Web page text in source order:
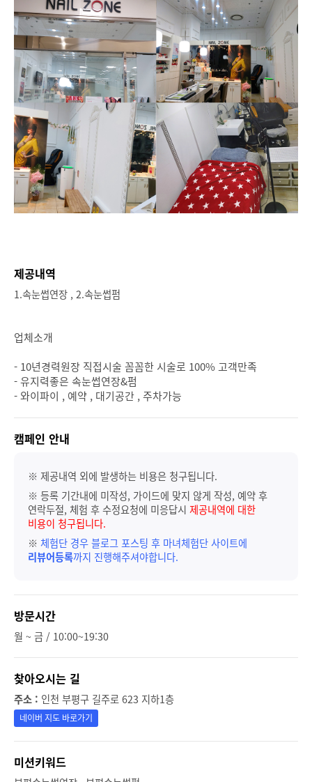
제공내역
1.속눈썹연장 , 2.속눈썹펌
업체소개
- 10년경력원장 직접시술 꼼꼼한 시술로 100% 고객만족
- 유지력좋은 속눈썹연장&펌
- 와이파이 , 예약 , 대기공간 , 주차가능
캠페인 안내
※ 제공내역 외에 발생하는 비용은 청구됩니다.
※ 등록 기간내에 미작성, 가이드에 맞지 않게 작성, 예약 후
연락두절, 체험 후 수정요청에 미응답시 제공내역에 대한
비용이 청구됩니다.
※ 체험단 경우 블로그 포스팅 후 마녀체험단 사이트에
리뷰어등록까지 진행해주셔야합니다.
방문시간
월 ~ 금 / 10:00~19:30
찾아오시는 길
주소 : 인천 부평구 길주로 623 지하1층
네이버 지도 바로가기
미션키워드